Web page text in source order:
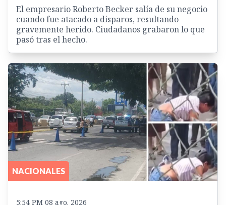
El empresario Roberto Becker salía de su negocio
cuando fue atacado a disparos, resultando
gravemente herido. Ciudadanos grabaron lo que
pasó tras el hecho.
NACIONALES
5:54 PM 08 ago. 2026